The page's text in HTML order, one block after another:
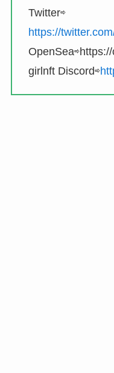
Twitter⇨
https://
girlnft Discord⇨